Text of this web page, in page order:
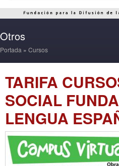
Otros
Portada » Cursos
TARIFA
SOCIAL
LENGUA